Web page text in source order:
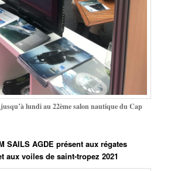
lundi au 22ème salon nautique du Cap
SAILS AGDE présent aux régates
aux voiles de saint-tropez 2021